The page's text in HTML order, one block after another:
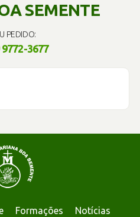
SEMENTE
PEDIDO:
9772-3677
Formações
Notícias